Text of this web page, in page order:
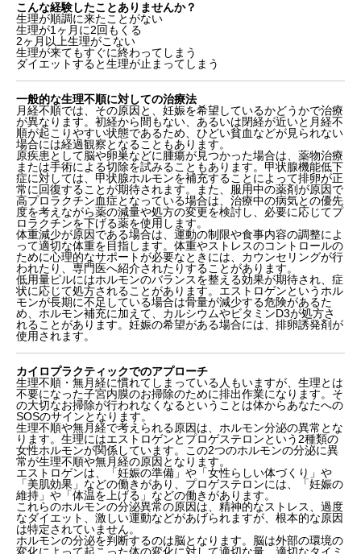
こんな経験したことありませんか？
生理が順調に来たことがない
生理が1ヶ月に2回もくる
2ヶ月以上生理がこない
生理が来てもすぐに終わってしまう
ダイエットすると生理が止まってしまう
一般的な生理不順に対しての治療法
月経不順では、その原因と、妊娠を希望しているかどうかで治療
が異なります。初経から間もない、あるいは閉経が近いと月経不
順が起こりやすい状態であるため、ひどい貧血などが見られない
場合には経過観察となることもあります。
原疾患として脳や卵巣などに腫瘍が見つかった場合は、薬物治療
または手術による切除を試みることもあります。甲状腺機能低下
症に対しては、甲状腺ホルモンを補充することによって排卵が正
常に回復することが期待されます。また、服用中の薬剤が原因で
高プロラクチン血症となっている場合は、治療中の病気との優先
度を考えながら薬の減量や処方の変更を検討し、必要に応じてプ
ロラクチンを下げる薬を使用します。
体重減少が原因である場合は、運動の制限や食事内容の調整によ
って適切な体重を目指します。体重やストレスのコントロールの
ために心理的なサポートが必要なときには、カウンセリングが行
われたり、専門医へ紹介されたりすることがあります。
低用量ピルにはホルモンのバランスを整える効果が期待され、症
状に応じて処方されることがあります。エストロゲンというホル
モンが長期に不足している場合は骨量が減少する危険があるた
め、ホルモン補充に加えて、カルシウムやビタミンD3が処方さ
れることがあります。妊娠の希望がある場合には、排卵誘発剤が
使用されます。
カイロプラクティックでのアプローチ
生理不順・無月経に慣れてしまっている人もいますが、生理とは
不要になった子宮内膜のお掃除のために排出作業になります。そ
の大切なお掃除が行われなくなるということは体からあなたへの
SOSのサインとなります。
生理不順や無月経で考えられる原因は、ホルモン分泌の異常とな
ります。生理にはエストロゲンとプロゲステロンという2種類の
女性ホルモンが関係しています。この2つのホルモンの分泌に異
常が生理不順や無月経の原因となります。
エストロゲンは、「妊娠の準備」や「女性らしい体づくり」や
「美肌効果」などの働きがあり、プロゲステロンには、「妊娠の
維持」や「体温を上げる」などの働きがあります。
これらのホルモンの分泌異常の原因は、精神的なストレス、過度
なダイエット、激しい運動などがあげられますが、根本的な原因
は特定されていません。
ホルモンの分泌を判断するのは脳となります。脳は外部の環境の